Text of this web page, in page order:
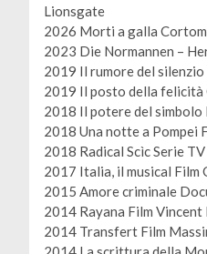
Lionsgate
2026 Morti a galla
2023 Die Normannen –
2019 Il rumore del
2019 Il posto della
2018 Il potere del
2018 Una notte a Pompei
2018 Radical Scìc Serie
2017 Italia, il musical Film
2015 Amore criminale
2014 Rayana Film
2014 Transfert Film